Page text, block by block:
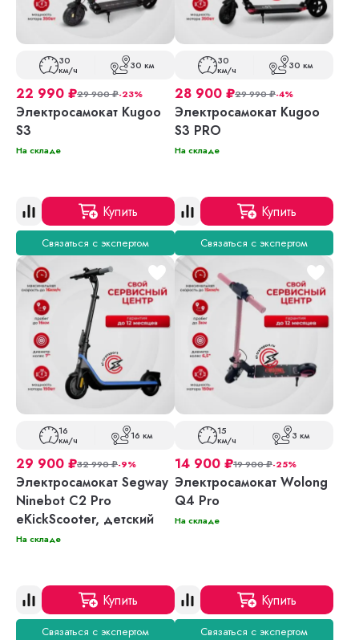
30
км/ч 30 км
22 990 ₽29 900₽-23%
Электросамокат Kugoo
S3
На складе
Купить
Связаться с экспертом
30
км/ч 30 км
28 900 ₽29 990₽-4%
Электросамокат Kugoo
S3 PRO
На складе
Купить
Связаться с экспертом
16
км/ч 16 км
29 900 ₽32 990₽-9%
Электросамокат Segway
Ninebot C2 Pro
eKickScooter, детский
На складе
Купить
Связаться с экспертом
15
км/ч 3 км
14 900 ₽19 900₽-25%
Электросамокат Wolong
Q4 Pro
На складе
Купить
Связаться с экспертом